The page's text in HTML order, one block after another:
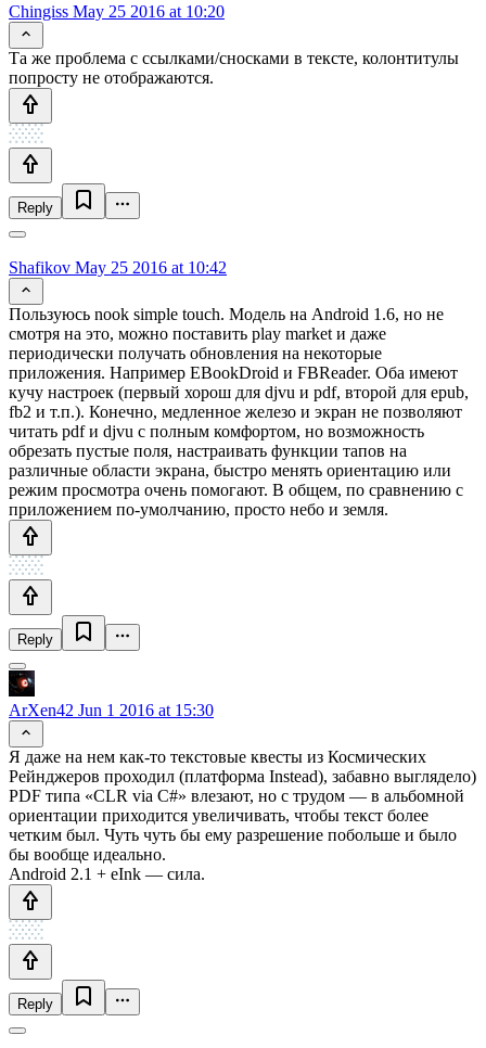
Chingiss May 25 2016 at 10:20
Та же проблема с ссылками/сносками в тексте, колонтитулы
попросту не отображаются.
Reply
Shafikov May 25 2016 at 10:42
Пользуюсь nook simple touch. Модель на Android 1.6, но не
смотря на это, можно поставить play market и даже
периодически получать обновления на некоторые
приложения. Например EBookDroid и FBReader. Оба имеют
кучу настроек (первый хорош для djvu и pdf, второй для epub,
fb2 и т.п.). Конечно, медленное железо и экран не позволяют
читать pdf и djvu с полным комфортом, но возможность
обрезать пустые поля, настраивать функции тапов на
различные области экрана, быстро менять ориентацию или
режим просмотра очень помогают. В общем, по сравнению с
приложением по-умолчанию, просто небо и земля.
Reply
ArXen42 Jun 1 2016 at 15:30
Я даже на нем как-то текстовые квесты из Космических
Рейнджеров проходил (платформа Instead), забавно выглядело)
PDF типа «CLR via C#» влезают, но с трудом — в альбомной
ориентации приходится увеличивать, чтобы текст более
четким был. Чуть чуть бы ему разрешение побольше и было
бы вообще идеально.
Android 2.1 + eInk — сила.
Reply